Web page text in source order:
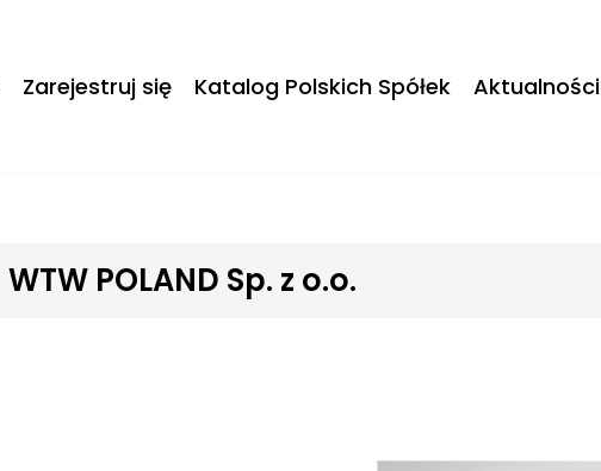
Zarejestruj się Katalog Polskich Spółek Aktualności
WTW POLAND Sp. z o.o.